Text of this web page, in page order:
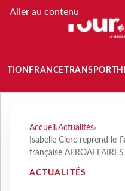
Aller au contenu
FRANCETRANSPORT
Accueil ›Actualités›
Isabelle Clerc reprend le
française AEROAFFAIRES
ACTUALITÉS